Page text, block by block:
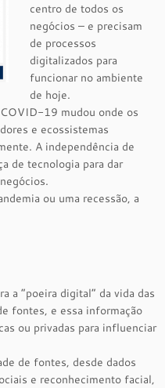
centro de todos os
negócios – e precisam
de processos
digitalizados para
funcionar no ambiente
de hoje.
19 mudou onde os
e ecossistemas
A independência de
de tecnologia para dar
ou uma recessão, a
a “poeira digital” da vida das
fontes, e essa informação
ou privadas para influenciar
de fontes, desde dados
e reconhecimento facial,